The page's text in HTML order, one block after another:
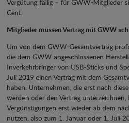
Vergütung fällig – für GWW-Mitglieder
Cent.
Mitglieder müssen Vertrag mit GWW
Um von dem GWW-Gesamtvertrag
die dem GWW angeschlossenen
Inverkehrbringer von USB-Sticks und
Juli 2019 einen Vertrag mit dem
haben. Unternehmen, die erst nach
werden oder den Vertrag unterzeichnen,
Vergünstigungen erst wieder ab dem
nutzen, also zum 1. Januar oder 1. Juli